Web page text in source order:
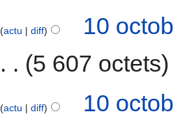
actu diff
10
5 607 octets
actu diff
10